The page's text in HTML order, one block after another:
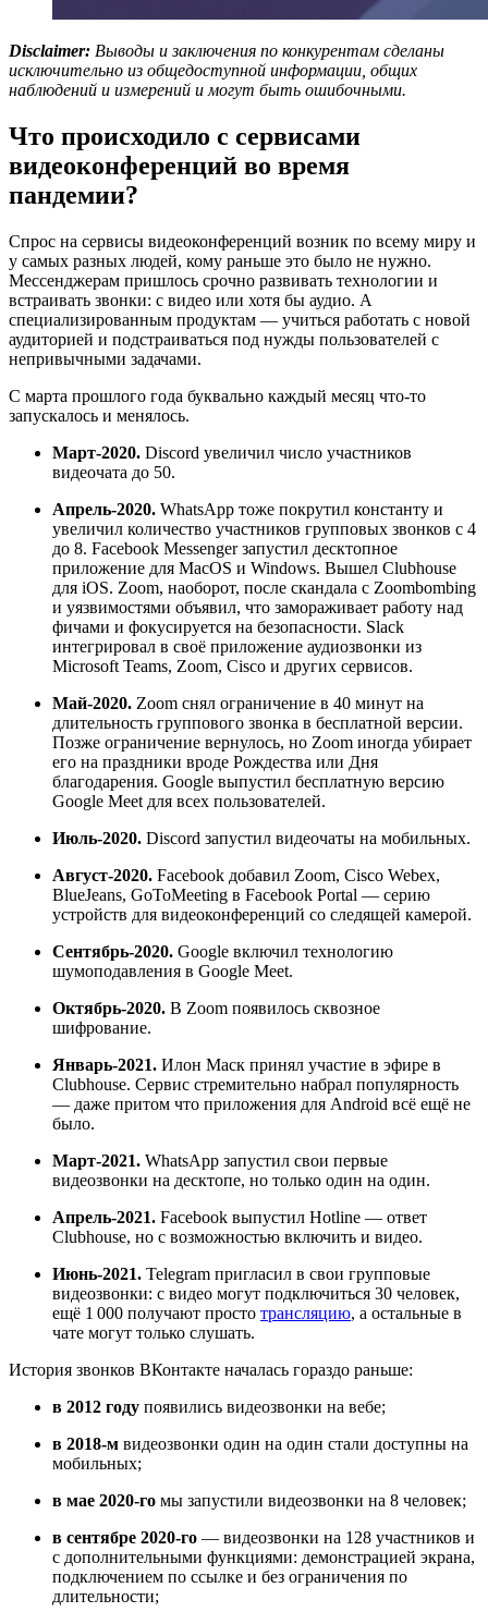
Disclaimer: Выводы и заключения по конкурентам сделаны
исключительно из общедоступной информации, общих
наблюдений и измерений и могут быть ошибочными.
Что происходило с сервисами
видеоконференций во время
пандемии?
Спрос на сервисы видеоконференций возник по всему миру и
у самых разных людей, кому раньше это было не нужно.
Мессенджерам пришлось срочно развивать технологии и
встраивать звонки: с видео или хотя бы аудио. А
специализированным продуктам — учиться работать с новой
аудиторией и подстраиваться под нужды пользователей с
непривычными задачами.
С марта прошлого года буквально каждый месяц что-то
запускалось и менялось.
Март-2020. Discord увеличил число участников
видеочата до 50.
Апрель-2020. WhatsApp тоже покрутил константу и
увеличил количество участников групповых звонков с 4
до 8. Facebook Messenger запустил десктопное
приложение для MacOS и Windows. Вышел Clubhouse
для iOS. Zoom, наоборот, после скандала с Zoombombing
и уязвимостями объявил, что замораживает работу над
фичами и фокусируется на безопасности. Slack
интегрировал в своё приложение аудиозвонки из
Microsoft Teams, Zoom, Cisco и других сервисов.
Май-2020. Zoom снял ограничение в 40 минут на
длительность группового звонка в бесплатной версии.
Позже ограничение вернулось, но Zoom иногда убирает
его на праздники вроде Рождества или Дня
благодарения. Google выпустил бесплатную версию
Google Meet для всех пользователей.
Июль-2020. Discord запустил видеочаты на мобильных.
Август-2020. Facebook добавил Zoom, Cisco Webex,
BlueJeans, GoToMeeting в Facebook Portal — серию
устройств для видеоконференций со следящей камерой.
Сентябрь-2020. Google включил технологию
шумоподавления в Google Meet.
Октябрь-2020. В Zoom появилось сквозное
шифрование.
Январь-2021. Илон Маск принял участие в эфире в
Clubhouse. Сервис стремительно набрал популярность
— даже притом что приложения для Android всё ещё не
было.
Март-2021. WhatsApp запустил свои первые
видеозвонки на десктопе, но только один на один.
Апрель-2021. Facebook выпустил Hotline — ответ
Clubhouse, но с возможностью включить и видео.
Июнь-2021. Telegram пригласил в свои групповые
видеозвонки: с видео могут подключиться 30 человек,
ещё 1 000 получают просто трансляцию, а остальные в
чате могут только слушать.
История звонков ВКонтакте началась гораздо раньше:
в 2012 году появились видеозвонки на вебе;
в 2018-м видеозвонки один на один стали доступны на
мобильных;
в мае 2020-го мы запустили видеозвонки на 8 человек;
в сентябре 2020-го — видеозвонки на 128 участников и
с дополнительными функциями: демонстрацией экрана,
подключением по ссылке и без ограничения по
длительности;